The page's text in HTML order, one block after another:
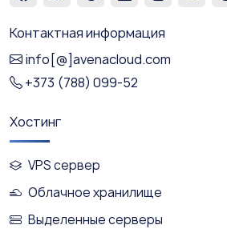
Контактная информация
info[@]avenacloud.com
+373 (788) 099-52
Хостинг
VPS сервер
Облачное хранилище
Выделенные серверы